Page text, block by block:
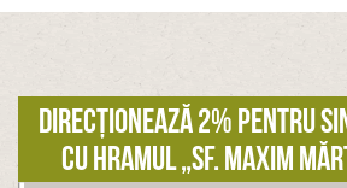
Direcționează 2% pentru
cu hramul „Sf. Maxim